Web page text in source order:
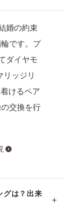
も可能で
断®」が受
ンスは生涯
婚の約束
です。プ
ダイヤモ
リッジリ
けるペア
交換を行
グは？出来